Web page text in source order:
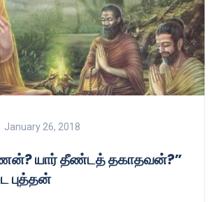
January 26, 2018
யார் தீண்டத் தகாதவன்?”
புத்தன்